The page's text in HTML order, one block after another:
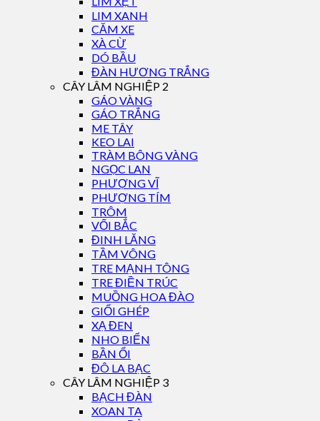
LIM XANH
CĂM XE
XÀ CỪ
DÓ BẦU
ĐÀN HƯƠNG TRẮNG
CÂY LÂM NGHIỆP 2
GÁO VÀNG
GÁO TRẮNG
ME TÂY
KEO LAI
TRÀM BÔNG VÀNG
NGỌC LAN
PHƯỢNG VĨ
PHƯỢNG TÍM
TRÔM
VỐI BẮC
ĐINH LĂNG
TẦM VÔNG
TRE MẠNH TÔNG
TRE ĐIỀN TRÚC
MUỒNG HOA ĐÀO
GIỔI GHÉP
XẠ ĐEN
NHO BIỂN
BẦN ỔI
ĐÔ LA BẠC
CÂY LÂM NGHIỆP 3
BẠCH ĐÀN
XOAN TA